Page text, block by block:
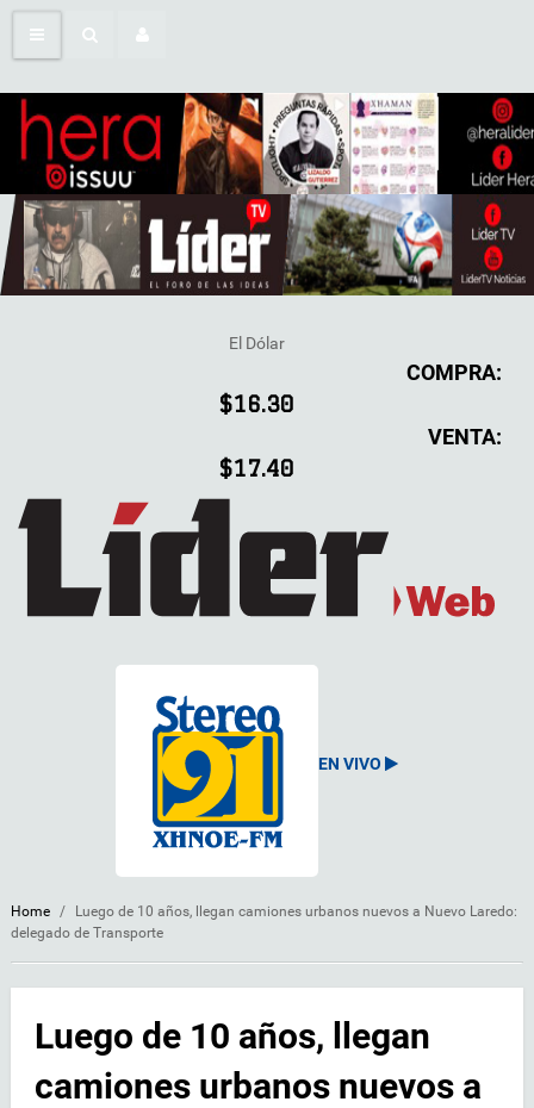
El Dólar
COMPRA:
$16.30
VENTA:
$17.40
EN VIVO
Home /
Luego de 10 años, llegan camiones urbanos nuevos a Nuevo Laredo:
delegado de Transporte
Luego de 10 años, llegan
camiones urbanos nuevos a